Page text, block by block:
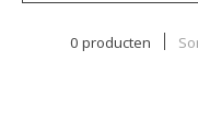
0 producten